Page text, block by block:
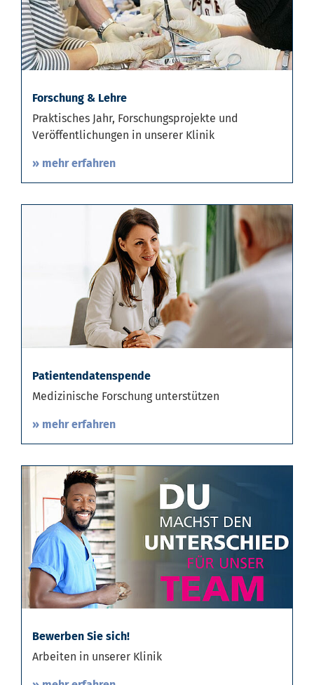
Forschung & Lehre
Praktisches Jahr, Forschungsprojekte und
Veröffentlichungen in unserer Klinik
» mehr erfahren
Patientendatenspende
Medizinische Forschung unterstützen
» mehr erfahren
Bewerben Sie sich!
Arbeiten in unserer Klinik